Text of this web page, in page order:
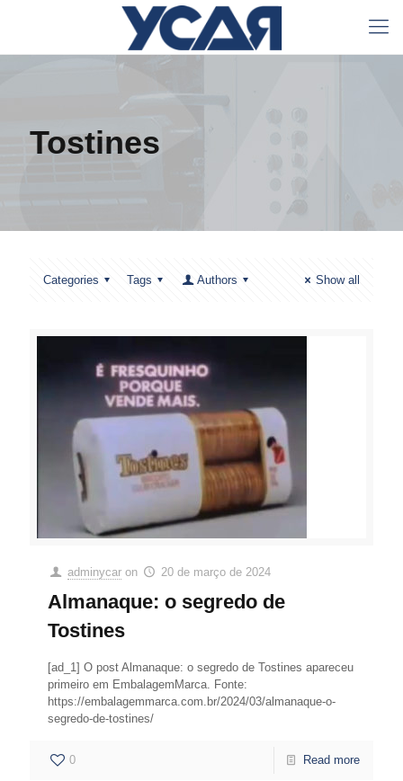
Tostines
Categories Tags Authors Show all
adminycar on 20 de março de 2024
Almanaque: o segredo de
Tostines
[ad_1] O post Almanaque: o segredo de Tostines apareceu
primeiro em EmbalagemMarca. Fonte:
https://embalagemmarca.com.br/2024/03/almanaque-o-
segredo-de-tostines/
0 Read more